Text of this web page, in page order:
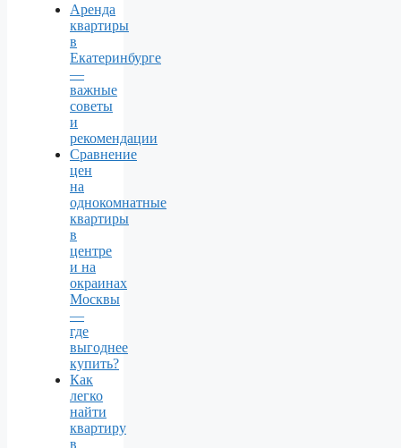
Аренда
квартиры
в
Екатеринбурге
—
важные
советы
и
рекомендации
Сравнение
цен
на
однокомнатные
квартиры
в
центре
и на
окраинах
Москвы
—
где
выгоднее
купить?
Как
легко
найти
квартиру
в